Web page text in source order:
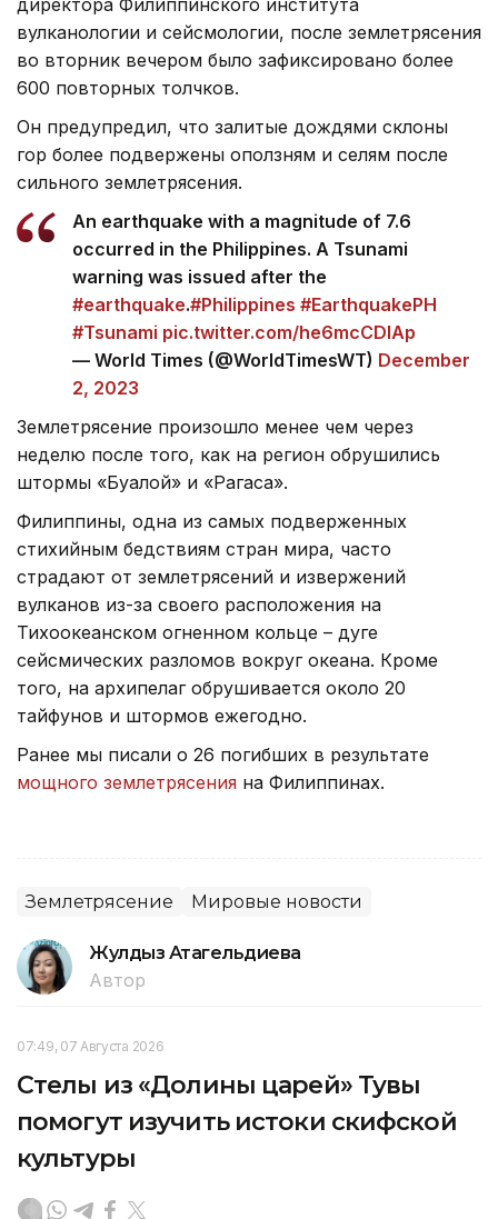
вулканологии и сейсмологии, после землетрясения
во вторник вечером было зафиксировано более
600 повторных толчков.
Он предупредил, что залитые дождями склоны
гор более подвержены оползням и селям после
сильного землетрясения.
An earthquake with a magnitude of 7.6
occurred in the Philippines. A Tsunami
warning was issued after the
#earthquake.#Philippines #EarthquakePH
#Tsunami pic.twitter.com/he6mcCDlAp
— World Times (@WorldTimesWT) December
2, 2023
Землетрясение произошло менее чем через
неделю после того, как на регион обрушились
штормы «Буалой» и «Рагаса».
Филиппины, одна из самых подверженных
стихийным бедствиям стран мира, часто
страдают от землетрясений и извержений
вулканов из-за своего расположения на
Тихоокеанском огненном кольце – дуге
сейсмических разломов вокруг океана. Кроме
того, на архипелаг обрушивается около 20
тайфунов и штормов ежегодно.
Ранее мы писали о 26 погибших в результате
мощного землетрясения на Филиппинах.
Землетрясение Мировые новости
Жулдыз Атагельдиева
Автор
07:49, 07 Августа 2026
Стелы из «Долины царей» Тувы
помогут изучить истоки скифской
культуры